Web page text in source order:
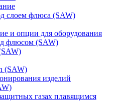
слоем флюса (SAW)
и опции для оборудования
флюсом (SAW)
(SAW)
изделий
газах плавящимся